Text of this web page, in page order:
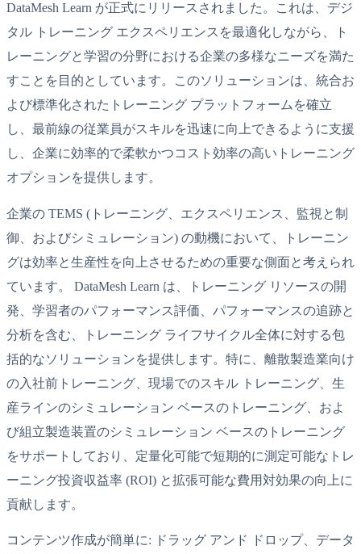
DataMesh Learn が正式にリリースされました。これは、デジ
タル トレーニング エクスペリエンスを最適化しながら、ト
レーニングと学習の分野における企業の多様なニーズを満た
すことを目的としています。このソリューションは、統合お
よび標準化されたトレーニング プラットフォームを確立
し、最前線の従業員がスキルを迅速に向上できるように支援
し、企業に効率的で柔軟かつコスト効率の高いトレーニング
オプションを提供します。
企業の TEMS (トレーニング、エクスペリエンス、監視と制
御、およびシミュレーション) の動機において、トレーニン
グは効率と生産性を向上させるための重要な側面と考えられ
ています。 DataMesh Learn は、トレーニング リソースの開
発、学習者のパフォーマンス評価、パフォーマンスの追跡と
分析を含む、トレーニング ライフサイクル全体に対する包
括的なソリューションを提供します。特に、離散製造業向け
の入社前トレーニング、現場でのスキル トレーニング、生
産ラインのシミュレーション ベースのトレーニング、およ
び組立製造装置のシミュレーション ベースのトレーニング
をサポートしており、定量化可能で短期的に測定可能なトレ
ーニング投資収益率 (ROI) と拡張可能な費用対効果の向上に
貢献します。
コンテンツ作成が簡単に: ドラッグ アンド ドロップ、データ